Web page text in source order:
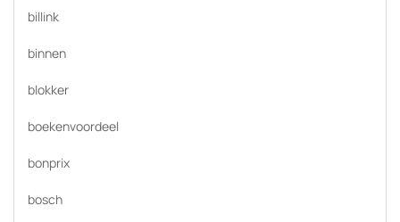
billink
binnen
blokker
boekenvoordeel
bonprix
bosch